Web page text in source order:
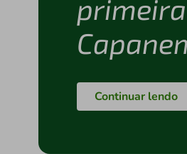
Continuar lendo